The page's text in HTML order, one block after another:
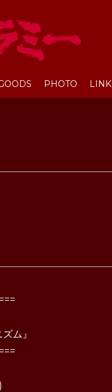
PHOTO LINK
ム』